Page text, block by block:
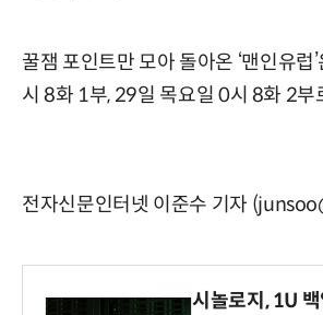
꿀잼 포인트만 모아 돌아온 ‘맨인유럽
시 8화 1부, 29일 목요일 0시 8화 2부
전자신문인터넷 이준수 기자
시놀로지, 1U 백